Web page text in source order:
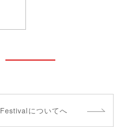
Festivalについてへ